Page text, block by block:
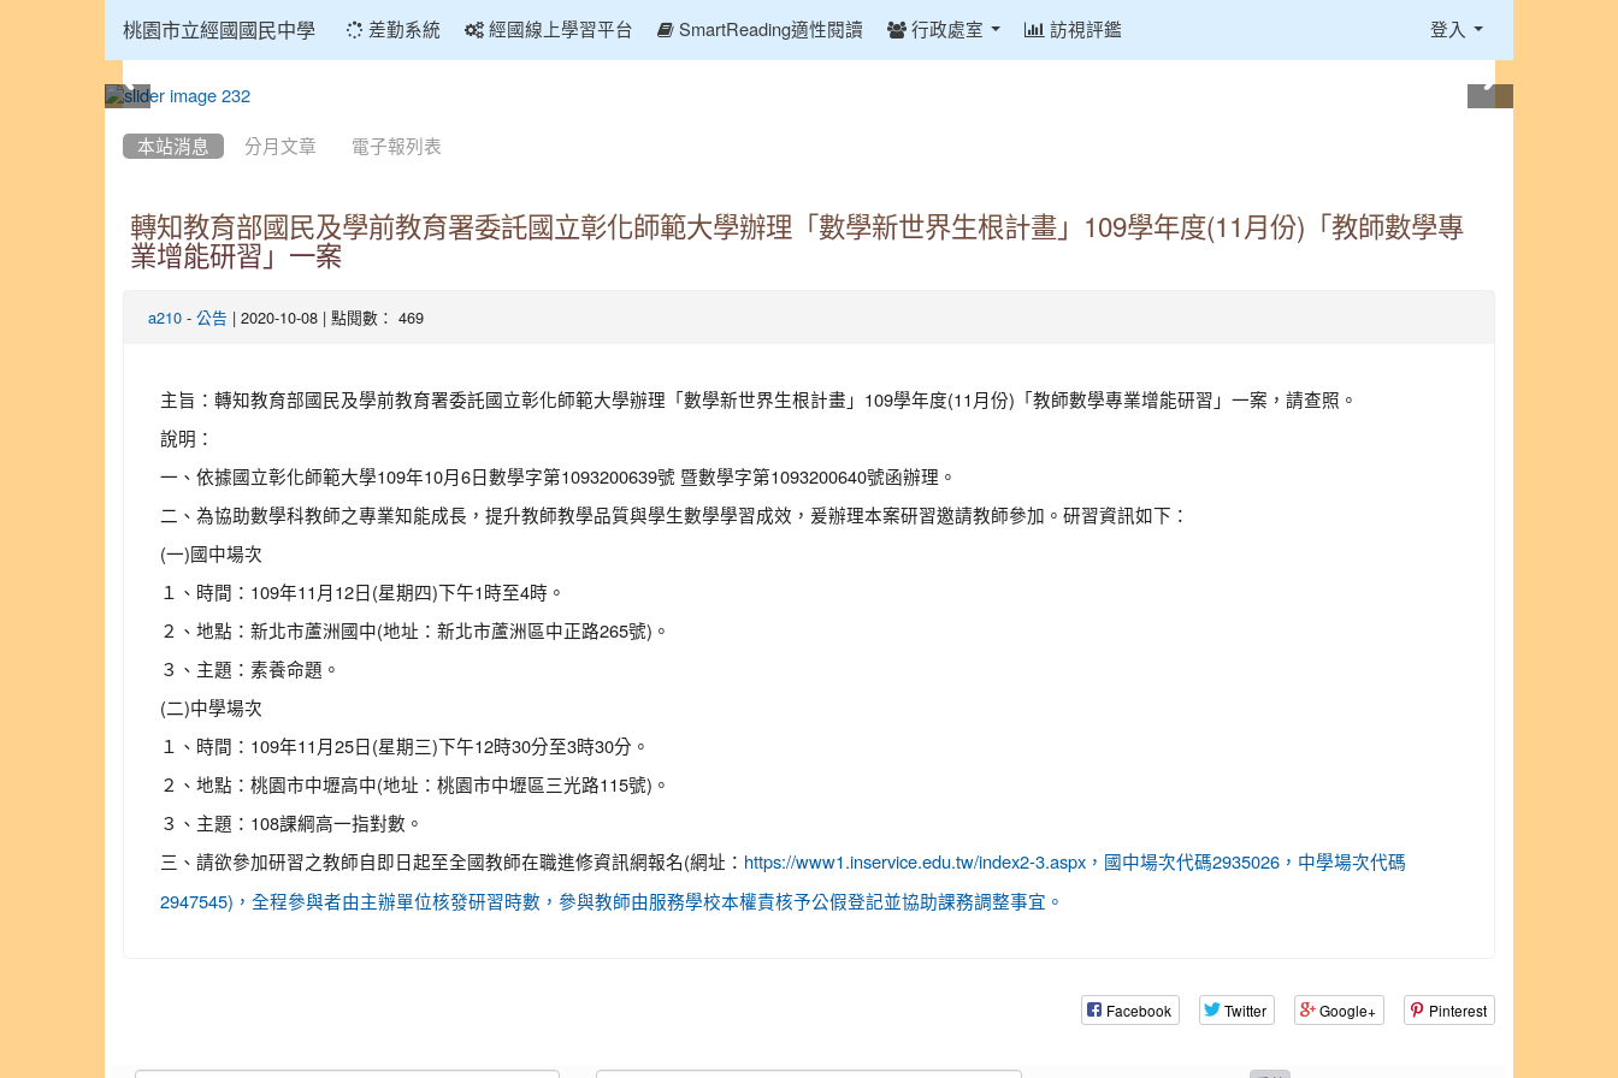
桃園市立經國國民中學 差勤系統 經國線上學習平台 SmartReading適性閱讀 行政處室 訪視評鑑 登入
本站消息 分月文章 電子報列表
轉知教育部國民及學前教育署委託國立彰化師範大學辦理「數學新世界生根計畫」109學年度(11月份)「教師數學專
業增能研習」一案
a210 - 公告 | 2020-10-08 | 點閱數： 469
主旨：轉知教育部國民及學前教育署委託國立彰化師範大學辦理「數學新世界生根計畫」109學年度(11月份)「教師數學專業增能研習」一案，請查照。
說明：
一、依據國立彰化師範大學109年10月6日數學字第1093200639號 暨數學字第1093200640號函辦理。
二、為協助數學科教師之專業知能成長，提升教師教學品質與學生數學學習成效，爰辦理本案研習邀請教師參加。研習資訊如下：
(一)國中場次
１、時間：109年11月12日(星期四)下午1時至4時。
２、地點：新北市蘆洲國中(地址：新北市蘆洲區中正路265號)。
３、主題：素養命題。
(二)中學場次
１、時間：109年11月25日(星期三)下午12時30分至3時30分。
２、地點：桃園市中壢高中(地址：桃園市中壢區三光路115號)。
３、主題：108課綱高一指對數。
三、請欲參加研習之教師自即日起至全國教師在職進修資訊網報名(網址： https://www1.inservice.edu.tw/index2-3.aspx，國中場次代碼2935026，中學場次代碼
2947545)，全程參與者由主辦單位核發研習時數，參與教師由服務學校本權責核予公假登記並協助課務調整事宜。
Facebook Twitter Google+ Pinterest